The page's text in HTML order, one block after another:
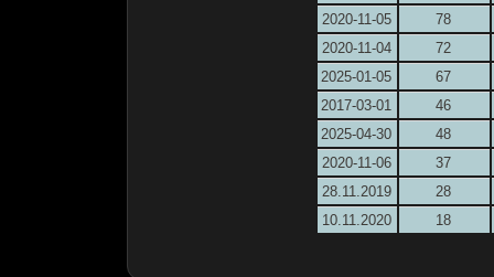
2020-11-05
78
2020-11-04
72
2025-01-05
67
2017-03-01
46
2025-04-30
48
2020-11-06
37
28.11.2019
28
10.11.2020
18